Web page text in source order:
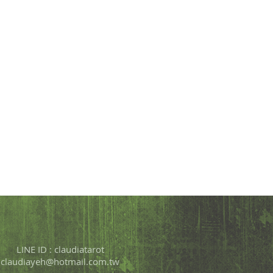
LINE ID : claudiatarot
claudiayeh@hotmail.com.tw